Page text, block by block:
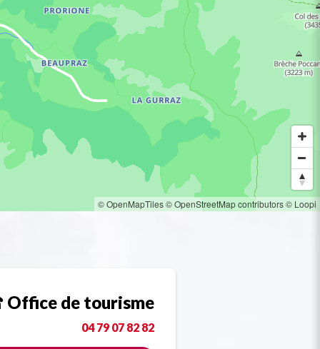
© OpenMapTiles© OpenStreetMap contributors© Loopi
de tourisme
04 79 07 82 82